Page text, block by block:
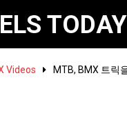
TODAY
Videos MTB, BMX 트릭